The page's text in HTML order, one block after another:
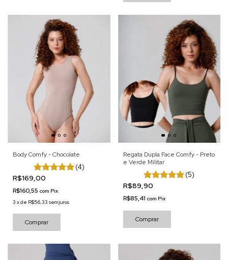
Body Comfy - Chocolate
(4)
R$169,00
R$160,55 com Pix
3 xde R$56,33 sem juros
Comprar
Regata Dupla Face Comfy - Preto
e Verde Militar
(5)
R$89,90
R$85,41 com Pix
Comprar